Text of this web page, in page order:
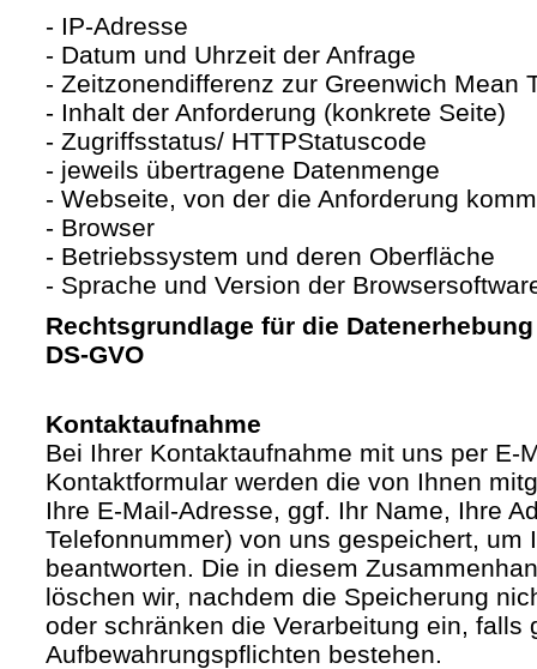
- IP-Adresse
- Datum und Uhrzeit der Anfrage
- Zeitzonendifferenz zur Greenwich Mean
- Inhalt der Anforderung (konkrete Seite)
- Zugriffsstatus/ HTTPStatuscode
- jeweils übertragene Datenmenge
- Webseite, von der die Anforderung
- Browser
- Betriebssystem und deren Oberfläche
- Sprache und Version der
Rechtsgrundlage für die
DS-GVO
Kontaktaufnahme
Bei Ihrer Kontaktaufnahme mit uns per E-
Kontaktformular werden die von Ihnen
Ihre E-Mail-Adresse, ggf. Ihr Name, Ihre
Telefonnummer) von uns gespeichert, um
beantworten. Die in diesem
löschen wir, nachdem die Speicherung
oder schränken die Verarbeitung ein, falls
Aufbewahrungspflichten bestehen.